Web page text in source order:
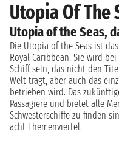
Utopia Of The
Utopia of the Seas,
Die Utopia of the Seas ist
Royal Caribbean. Sie wird
Schiff sein, das nicht den
Welt trägt, aber auch das
betrieben wird. Das
Passagiere und bietet alle
Schwesterschiffe zu finden
acht Themenviertel.